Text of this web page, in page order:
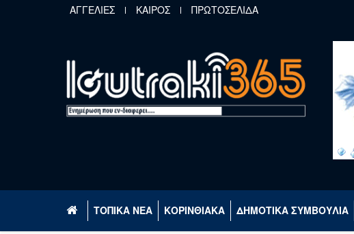
Παράκαμψη προς το κυρίως περιεχόμενο
ΑΓΓΕΛΙΕΣ ΚΑΙΡΟΣ ΠΡΩΤΟΣΕΛΙΔΑ
ΤΟΠΙΚΑ ΝΕΑ ΚΟΡΙΝΘΙΑΚΑ ΔΗΜΟΤΙΚΑ ΣΥΜΒΟΥΛΙΑ